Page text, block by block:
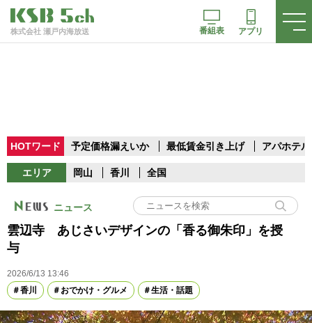
株式会社 瀬戸内海放送 番組表 アプリ
HOTワード 予定価格漏えいか 最低賃金引き上げ アパホテル
エリア 岡山 香川 全国
ニュース
雲辺寺 あじさいデザインの「香る御朱印」を授
与
2026/6/13 13:46
香川
おでかけ・グルメ 生活・話題